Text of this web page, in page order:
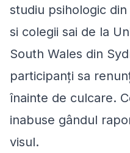
studiu psihologic din
si colegii sai de la
South Wales din
participanți sa
înainte de culcare.
inabuse gândul
visul.